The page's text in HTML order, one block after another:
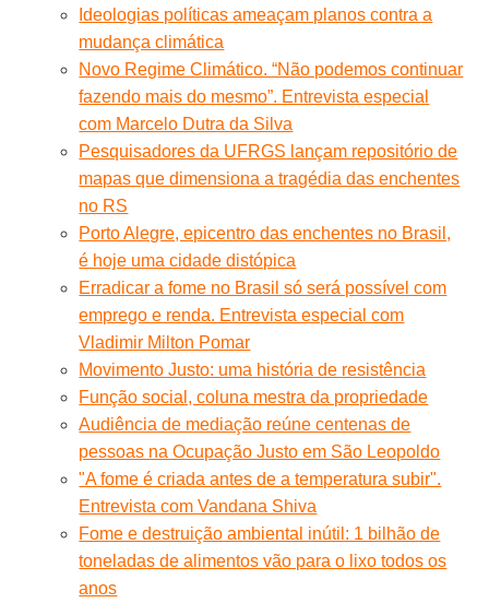
Ideologias políticas ameaçam planos contra a
mudança climática
Novo Regime Climático. “Não podemos continuar
fazendo mais do mesmo”. Entrevista especial
com Marcelo Dutra da Silva
Pesquisadores da UFRGS lançam repositório de
mapas que dimensiona a tragédia das enchentes
no RS
Porto Alegre, epicentro das enchentes no Brasil,
é hoje uma cidade distópica
Erradicar a fome no Brasil só será possível com
emprego e renda. Entrevista especial com
Vladimir Milton Pomar
Movimento Justo: uma história de resistência
Função social, coluna mestra da propriedade
Audiência de mediação reúne centenas de
pessoas na Ocupação Justo em São Leopoldo
"A fome é criada antes de a temperatura subir".
Entrevista com Vandana Shiva
Fome e destruição ambiental inútil: 1 bilhão de
toneladas de alimentos vão para o lixo todos os
anos